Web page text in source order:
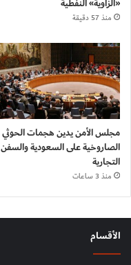
منذ 57 دقيقة
مجلس الأمن يدين هجمات الحوثي
الصاروخية على السعودية والسفن
التجارية
منذ 3 ساعات
الأقسام